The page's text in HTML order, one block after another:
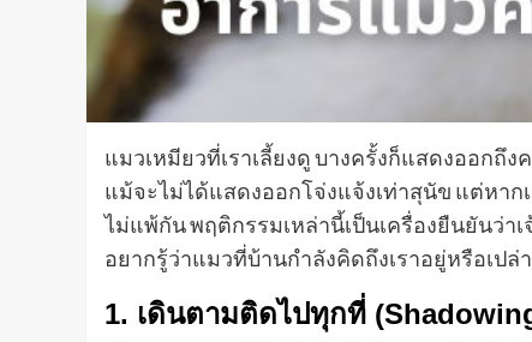
แมวเหมียวที่เราเลี้ยงดู บางครั้งก็แสดงออกถึ
แม้จะไม่ได้แสดงออกโจ่งแจ้งเท่าสุนัข แต่หาก
ไม่แพ้กัน พฤติกรรมเหล่านี้เป็นเครื่องยืนยันว่
อยากรู้ว่าแมวที่บ้านกำลังคิดถึงเราอยู่หรือเป
1. เดินตามติดไปทุกที่